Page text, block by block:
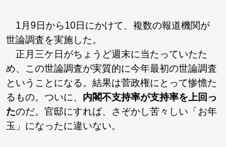
1月9日から10日にかけて、複数の報道機関が
世論調査を実施した。
正月三ケ日がちょうど週末に当たっていたた
め、この世論調査が実質的に今年最初の世論調査
ということになる。結果は菅政権にとって惨憺た
るもの。ついに、 内閣不支持率が支持率を上回っ
たのだ。官邸にすれば、さぞかし苦々しい「お年
玉」になったに違いない。